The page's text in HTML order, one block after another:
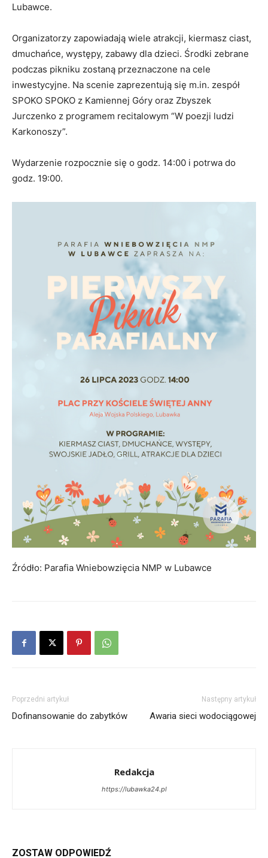
Lubawce.
Organizatorzy zapowiadają wiele atrakcji, kiermasz ciast,
dmuchańce, występy, zabawy dla dzieci. Środki zebrane
podczas pikniku zostaną przeznaczone na cele
inwestycyjne. Na scenie zaprezentują się m.in. zespół
SPOKO SPOKO z Kamiennej Góry oraz Zbyszek
Jurczenko z programem recitalowym “W poezji ludzi
Karkonoszy”.
Wydarzenie rozpocznie się o godz. 14:00 i potrwa do
godz. 19:00.
Źródło: Parafia Wniebowzięcia NMP w Lubawce
Poprzedni artykuł
Dofinansowanie do zabytków
Następny artykuł
Awaria sieci wodociągowej
Redakcja
https://lubawka24.pl
ZOSTAW ODPOWIEDŹ